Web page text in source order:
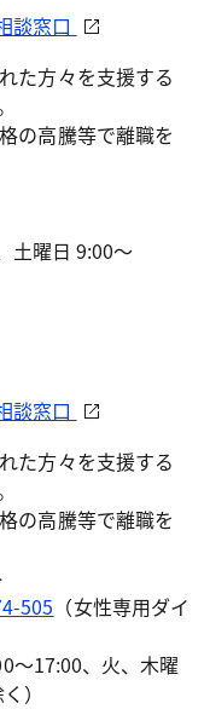
談窓口
た方々を支援する
の高騰等で離職を
土曜日 9:00～
談窓口
た方々を支援する
の高騰等で離職を
505 （女性専用ダイ
～17:00、火、木曜
）